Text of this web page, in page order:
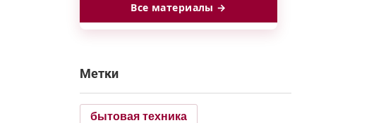
Все материалы →
Метки
бытовая техника